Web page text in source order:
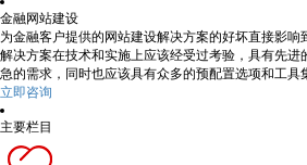
金融网站建设
为金融客户提供的网站建设解决方案的好坏直接影
解决方案在技术和实施上应该经受过考验，具有先进
急的需求，同时也应该具有众多的预配置选项和工具
立即咨询
主要栏目